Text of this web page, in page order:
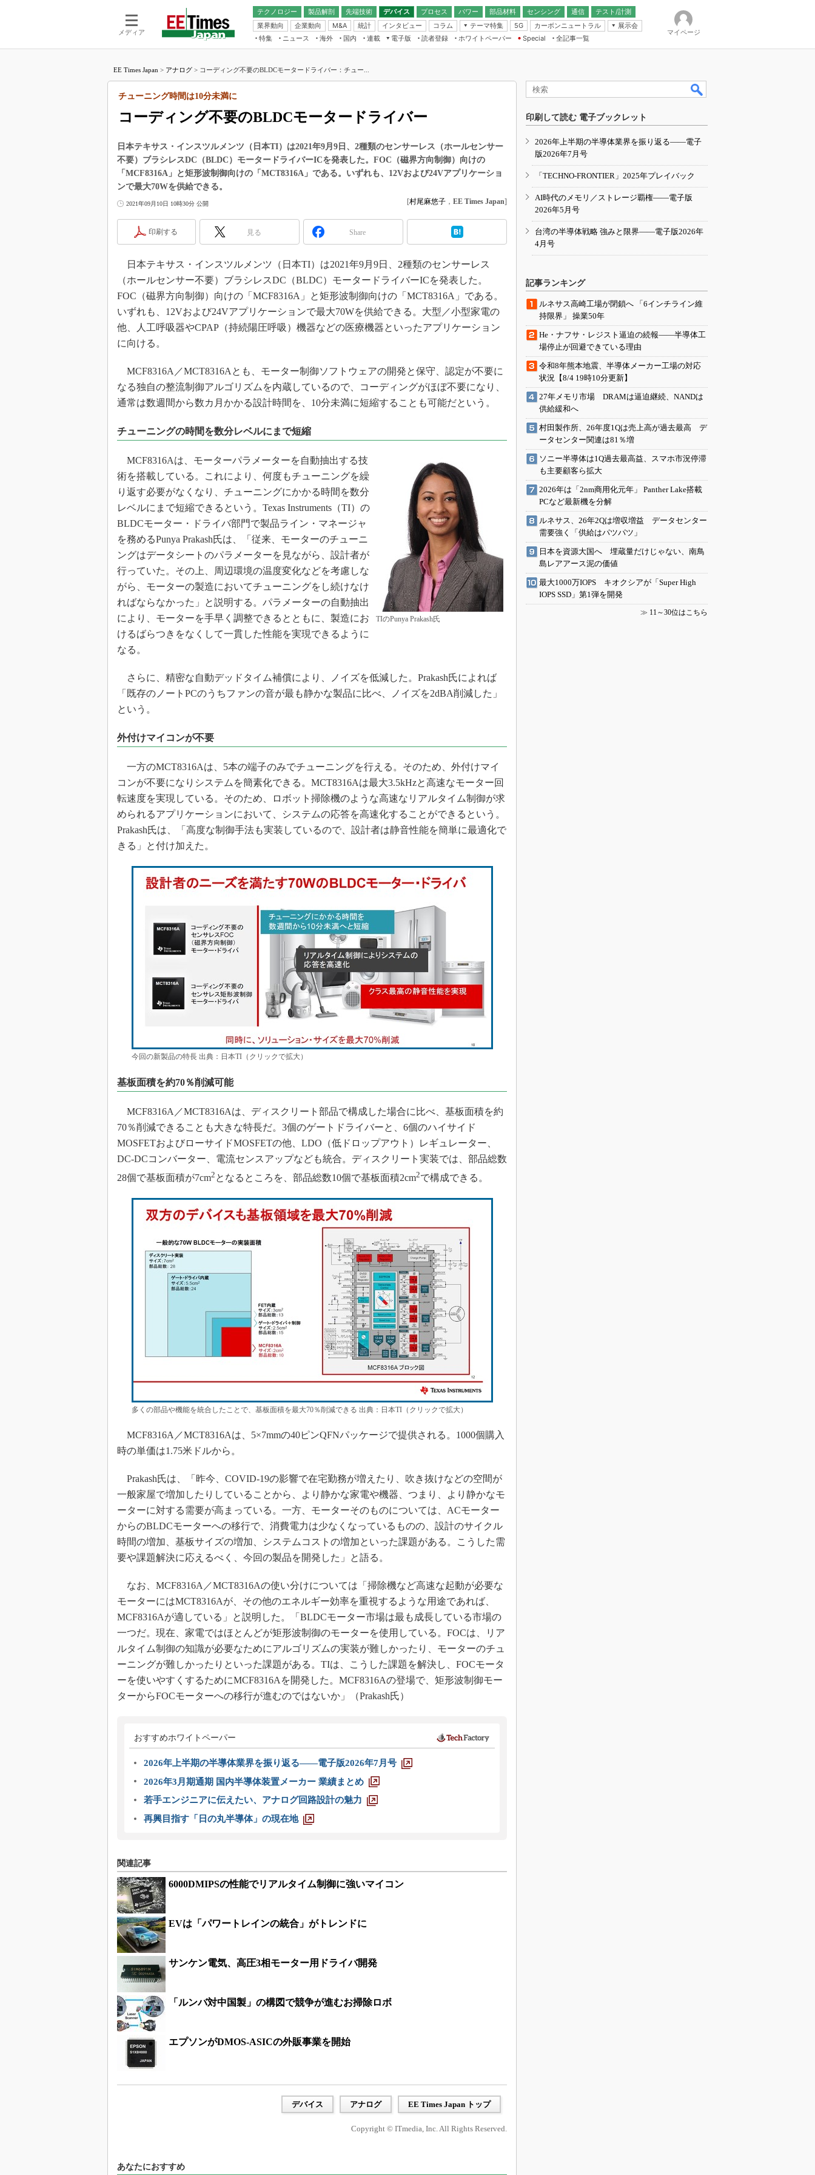
メディア
テクノロジー 製品解剖
先端技術
電池／エネルギー
デバイス
アナログ
マイコン
プロセス パワー 部品材料 センシング
通信
無線
テスト/計測
業界動向
企業動向 M&A 統計 インタビュー コラム
テーマ特集
フィジカルAI
読者調査（EE Times Research）
IoT
電源設計（EDN Japan）
5G カーボンニュートラル
展示会
IoT・エッジコンピューティング
EXPO
TECHNO-FRONTIER
人とくるま展
特集 ニュース 海外 国内
連載
福田昭のデバイス通信
リタイア直前エンジニアの社会人大
学漂流記
この10年で起こったこと、次の10年
で起こること
製品分解で探るアジアの新トレンド
光伝送技術を知る
“異端児エンジニア”が仕掛けた社内
イノベーションは日本を救うのか
ための新行動論
電子版
電子ブックレット
読者登録 ホワイトペーパー
Special
全記事一覧
マイページ
EE Times Japan > アナログ > コーディング不要のBLDCモータードライバー：チュー...
コーディング不要のBLDCモータードライバー
チューニング時間は10分未満に
日本テキサス・インスツルメンツ（日本TI）は2021年9月9日、2種類のセンサーレス（ホールセンサー
不要）ブラシレスDC（BLDC）モータードライバーICを発表した。FOC（磁界方向制御）向けの
「MCF8316A」と矩形波制御向けの「MCT8316A」である。いずれも、12Vおよび24Vアプリケーショ
ンで最大70Wを供給できる。
2021年09月10日 10時30分 公開 [村尾麻悠子 ， EE Times Japan]
印刷する 見る Share
日本テキサス・インスツルメンツ（日本TI）は2021年9月9日、2種類のセンサーレス
（ホールセンサー不要）ブラシレスDC（BLDC）モータードライバーICを発表した。
FOC（磁界方向制御）向けの「MCF8316A」と矩形波制御向けの「MCT8316A」である。
いずれも、12Vおよび24Vアプリケーションで最大70Wを供給できる。大型／小型家電の
他、人工呼吸器やCPAP（持続陽圧呼吸）機器などの医療機器といったアプリケーション
に向ける。
MCF8316A／MCT8316Aとも、モーター制御ソフトウェアの開発と保守、認定が不要に
なる独自の整流制御アルゴリズムを内蔵しているので、コーディングがほぼ不要になり、
通常は数週間から数カ月かかる設計時間を、10分未満に短縮することも可能だという。
チューニングの時間を数分レベルにまで短縮
TIのPunya Prakash氏
MCF8316Aは、モーターパラメーターを自動抽出する技
術を搭載している。これにより、何度もチューニングを繰
り返す必要がなくなり、チューニングにかかる時間を数分
レベルにまで短縮できるという。Texas Instruments（TI）の
BLDCモーター・ドライバ部門で製品ライン・マネージャ
を務めるPunya Prakash氏は、「従来、モーターのチューニ
ングはデータシートのパラメーターを見ながら、設計者が
行っていた。その上、周辺環境の温度変化などを考慮しな
がら、モーターの製造においてチューニングをし続けなけ
ればならなかった」と説明する。パラメーターの自動抽出
により、モーターを手早く調整できるとともに、製造にお
けるばらつきをなくして一貫した性能を実現できるように
なる。
さらに、精密な自動デッドタイム補償により、ノイズを低減した。Prakash氏によれば
「既存のノートPCのうちファンの音が最も静かな製品に比べ、ノイズを2dBA削減した」
という。
外付けマイコンが不要
一方のMCT8316Aは、5本の端子のみでチューニングを行える。そのため、外付けマイ
コンが不要になりシステムを簡素化できる。MCT8316Aは最大3.5kHzと高速なモーター回
転速度を実現している。そのため、ロボット掃除機のような高速なリアルタイム制御が求
められるアプリケーションにおいて、システムの応答を高速化することができるという。
Prakash氏は、「高度な制御手法も実装しているので、設計者は静音性能を簡単に最適化で
きる」と付け加えた。
今回の新製品の特長 出典：日本TI（クリックで拡大）
基板面積を約70％削減可能
MCF8316A／MCT8316Aは、ディスクリート部品で構成した場合に比べ、基板面積を約
70％削減できることも大きな特長だ。3個のゲートドライバーと、6個のハイサイド
MOSFETおよびローサイドMOSFETの他、LDO（低ドロップアウト）レギュレーター、
DC-DCコンバーター、電流センスアップなども統合。ディスクリート実装では、部品総数
28個で基板面積が7cm2 となるところを、部品総数10個で基板面積2cm2で構成できる。
多くの部品や機能を統合したことで、基板面積を最大70％削減できる 出典：日本TI（クリックで拡大）
MCF8316A／MCT8316Aは、5×7mmの40ピンQFNパッケージで提供される。1000個購入
時の単価は1.75米ドルから。
Prakash氏は、「昨今、COVID-19の影響で在宅勤務が増えたり、吹き抜けなどの空間が
一般家屋で増加したりしていることから、より静かな家電や機器、つまり、より静かなモ
ーターに対する需要が高まっている。一方、モーターそのものについては、ACモーター
からのBLDCモーターへの移行で、消費電力は少なくなっているものの、設計のサイクル
時間の増加、基板サイズの増加、システムコストの増加といった課題がある。こうした需
要や課題解決に応えるべく、今回の製品を開発した」と語る。
なお、MCF8316A／MCT8316Aの使い分けについては「掃除機など高速な起動が必要な
モーターにはMCT8316Aが、その他のエネルギー効率を重視するような用途であれば、
MCF8316Aが適している」と説明した。「BLDCモーター市場は最も成長している市場の
一つだ。現在、家電ではほとんどが矩形波制御のモーターを使用している。FOCは、リア
ルタイム制御の知識が必要なためにアルゴリズムの実装が難しかったり、モーターのチュ
ーニングが難しかったりといった課題がある。TIは、こうした課題を解決し、FOCモータ
ーを使いやすくするためにMCF8316Aを開発した。MCF8316Aの登場で、矩形波制御モー
ターからFOCモーターへの移行が進むのではないか」（Prakash氏）
おすすめホワイトペーパー
2026年上半期の半導体業界を振り返る――電子版2026年7月号
2026年3月期通期 国内半導体装置メーカー 業績まとめ
若手エンジニアに伝えたい、アナログ回路設計の魅力
再興目指す「日の丸半導体」の現在地
関連記事
6000DMIPSの性能でリアルタイム制御に強いマイコン
EVは「パワートレインの統合」がトレンドに
サンケン電気、高圧3相モーター用ドライバ開発
「ルンバ対中国製」の構図で競争が進むお掃除ロボ
エプソンがDMOS-ASICの外販事業を開始
デバイス アナログ EE Times Japan トップ
Copyright © ITmedia, Inc. All Rights Reserved.
あなたにおすすめ
印刷して読む 電子ブックレット
2026年上半期の半導体業界を振り返る――電子
版2026年7月号
「TECHNO-FRONTIER」2025年プレイバック
AI時代のメモリ／ストレージ覇権――電子版
2026年5月号
台湾の半導体戦略 強みと限界――電子版2026年
4月号
記事ランキング
ルネサス高崎工場が閉鎖へ 「6インチライン維
持限界」 操業50年
He・ナフサ・レジスト逼迫の続報――半導体工
場停止が回避できている理由
令和8年熊本地震、半導体メーカー工場の対応
状況【8/4 19時10分更新】
27年メモリ市場 DRAMは逼迫継続、NANDは
供給緩和へ
村田製作所、26年度1Qは売上高が過去最高 デ
ータセンター関連は81％増
ソニー半導体は1Q過去最高益、スマホ市況停滞
も主要顧客ら拡大
2026年は「2nm商用化元年」 Panther Lake搭載
PCなど最新機を分解
ルネサス、26年2Qは増収増益 データセンター
需要強く「供給はパツパツ」
日本を資源大国へ 埋蔵量だけじゃない、南鳥
島レアアース泥の価値
最大1000万IOPS キオクシアが「Super High
IOPS SSD」第1弾を開発
≫ 11～30位はこちら